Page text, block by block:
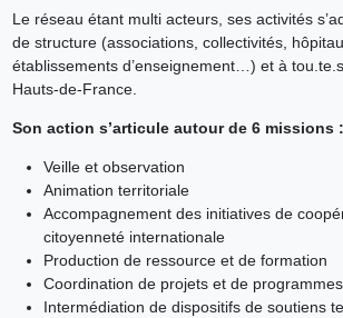
Le réseau étant multi acteurs, ses activités
de structure (associations, collectivités,
établissements d’enseignement…) et à
Hauts-de-France.
Son action s’articule autour de 6 missions :
Veille et observation
Animation territoriale
Accompagnement des initiatives de
citoyenneté internationale
Production de ressource et de formation
Coordination de projets et de
Intermédiation de dispositifs de soutiens